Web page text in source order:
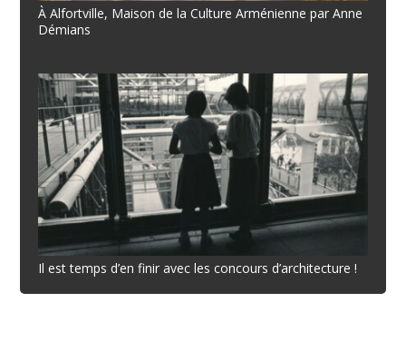
À Alfortville, Maison de la Culture Arménienne par Anne
Démians
Il est temps d’en finir avec les concours d’architecture !